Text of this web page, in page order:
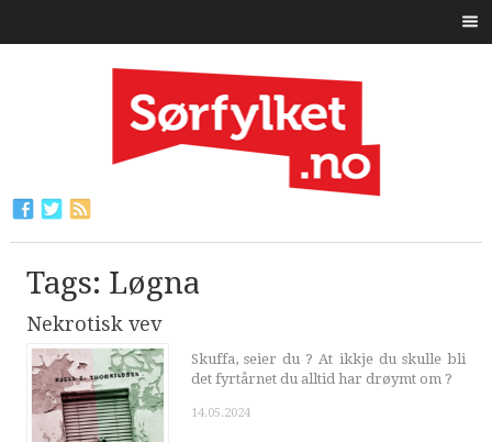
Tags: Løgna
Nekrotisk vev
Skuffa, seier du ? At ikkje du skulle bli
det fyrtårnet du alltid har drøymt om ?
14.05.2024